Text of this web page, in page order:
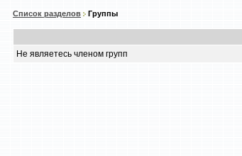
Список разделов Группы
Не являетесь членом групп